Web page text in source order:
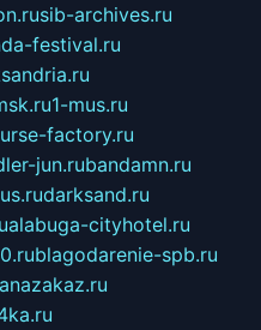
sib-archives.ru
festival.ru
1-mus.ru
factory.ru
jun.rubandamn.ru
darksand.ru
alabuga-cityhotel.ru
blagodarenie-spb.ru